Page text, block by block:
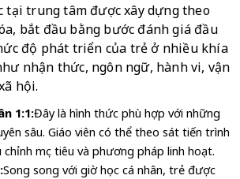
tại trung tâm được xây dựng theo
bắt đầu bằng bước đánh giá đầu
độ phát triển của trẻ ở nhiều khía
nhận thức, ngôn ngữ, hành vi, vận
hội.
1:1:Đây là hình thức phù hợp với những
sâu. Giáo viên có thể theo sát tiến trình
mục tiêu và phương pháp linh hoạt.
Song song với giờ học cá nhân, trẻ được